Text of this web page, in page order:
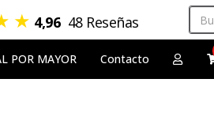
★ 4,96 48 Reseñas
POR MAYOR Contacto